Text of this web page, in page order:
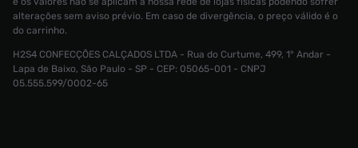
alterações sem aviso prévio. Em caso de divergência, o preço válido é o
do carrinho.
H2S4 CONFECÇÕES CALÇADOS LTDA - Rua do Curtume, 499, 1° Andar -
Lapa de Baixo, São Paulo - SP - CEP: 05065-001 - CNPJ
05.555.599/0002-65